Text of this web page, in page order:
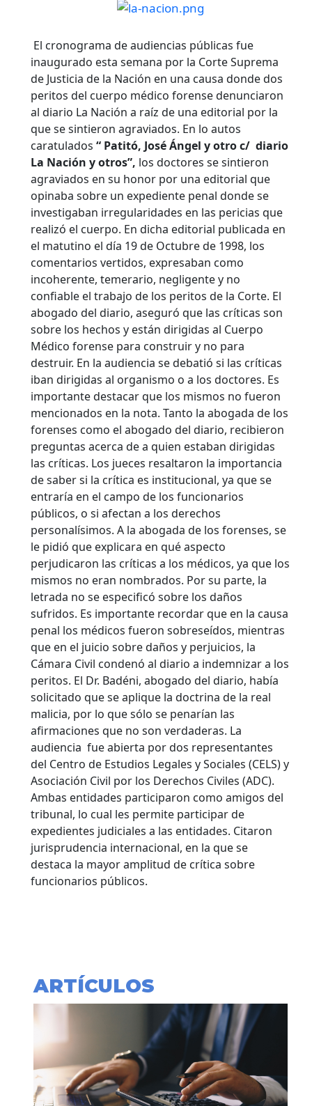
El cronograma de audiencias públicas fue
inaugurado esta semana por la Corte Suprema
de Justicia de la Nación en una causa donde dos
peritos del cuerpo médico forense denunciaron
al diario La Nación a raíz de una editorial por la
que se sintieron agraviados. En lo autos
caratulados “ Patitó, José Ángel y otro c/ diario
La Nación y otros”, los doctores se sintieron
agraviados en su honor por una editorial que
opinaba sobre un expediente penal donde se
investigaban irregularidades en las pericias que
realizó el cuerpo. En dicha editorial publicada en
el matutino el día 19 de Octubre de 1998, los
comentarios vertidos, expresaban como
incoherente, temerario, negligente y no
confiable el trabajo de los peritos de la Corte. El
abogado del diario, aseguró que las críticas son
sobre los hechos y están dirigidas al Cuerpo
Médico forense para construir y no para
destruir. En la audiencia se debatió si las críticas
iban dirigidas al organismo o a los doctores. Es
importante destacar que los mismos no fueron
mencionados en la nota. Tanto la abogada de los
forenses como el abogado del diario, recibieron
preguntas acerca de a quien estaban dirigidas
las críticas. Los jueces resaltaron la importancia
de saber si la crítica es institucional, ya que se
entraría en el campo de los funcionarios
públicos, o si afectan a los derechos
personalísimos. A la abogada de los forenses, se
le pidió que explicara en qué aspecto
perjudicaron las críticas a los médicos, ya que los
mismos no eran nombrados. Por su parte, la
letrada no se especificó sobre los daños
sufridos. Es importante recordar que en la causa
penal los médicos fueron sobreseídos, mientras
que en el juicio sobre daños y perjuicios, la
Cámara Civil condenó al diario a indemnizar a los
peritos. El Dr. Badéni, abogado del diario, había
solicitado que se aplique la doctrina de la real
malicia, por lo que sólo se penarían las
afirmaciones que no son verdaderas. La
audiencia fue abierta por dos representantes
del Centro de Estudios Legales y Sociales (CELS) y
Asociación Civil por los Derechos Civiles (ADC).
Ambas entidades participaron como amigos del
tribunal, lo cual les permite participar de
expedientes judiciales a las entidades. Citaron
jurisprudencia internacional, en la que se
destaca la mayor amplitud de crítica sobre
funcionarios públicos.
ARTÍCULOS